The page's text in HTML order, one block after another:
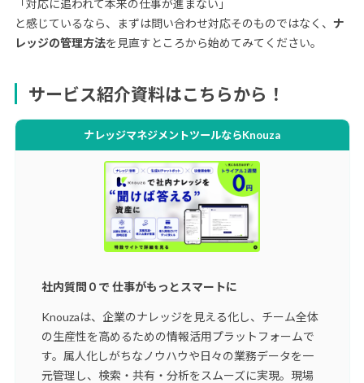
「対応に追われて本来の仕事が進まない」
と感じているなら、まずは問い合わせ対応そのものではなく、 ナ
レッジの管理方法を見直すところから始めてみてください。
サービス紹介資料はこちらから！
ナレッジマネジメントツールならKnouza
社内質問０で 仕事がもっとスマートに
Knouzaは、企業のナレッジを見える化し、チーム全体
の生産性を高めるための情報活用プラットフォームで
す。属人化しがちなノウハウや日々の業務データを一
元管理し、検索・共有・分析をスムーズに実現。現場